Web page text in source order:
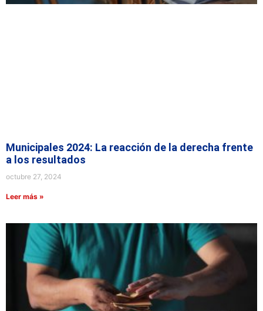
Municipales 2024: La reacción de la derecha frente
a los resultados
octubre 27, 2024
Leer más »